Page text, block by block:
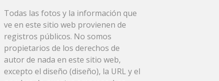
Todas las fotos y la información que
ve en este sitio web provienen de
registros públicos. No somos
propietarios de los derechos de
autor de nada en este sitio web,
excepto el diseño (diseño), la URL y el